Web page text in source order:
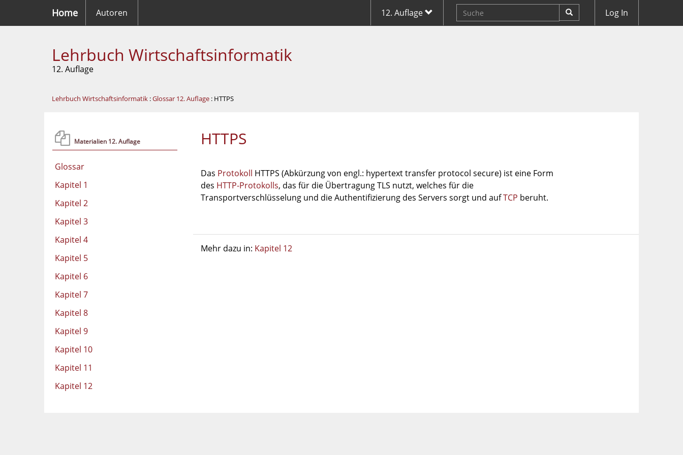
Home Autoren 12. Auflage Log In
Lehrbuch Wirtschaftsinformatik
12. Auflage
Lehrbuch Wirtschaftsinformatik :Glossar 12. Auflage : HTTPS
Materialien 12. Auflage
Glossar
Kapitel 1
Kapitel 2
Kapitel 3
Kapitel 4
Kapitel 5
Kapitel 6
Kapitel 7
Kapitel 8
Kapitel 9
Kapitel 10
Kapitel 11
Kapitel 12
HTTPS
Das Protokoll HTTPS (Abkürzung von engl.: hypertext transfer protocol secure) ist eine Form
des HTTP-Protokolls, das für die Übertragung TLS nutzt, welches für die
Transportverschlüsselung und die Authentifizierung des Servers sorgt und aufTCP beruht.
Mehr dazu in: Kapitel 12